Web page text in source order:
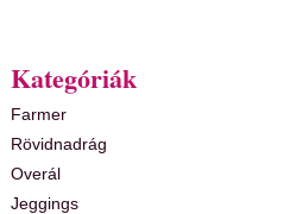
Kategóriák
Farmer
Rövidnadrág
Overál
Jeggings